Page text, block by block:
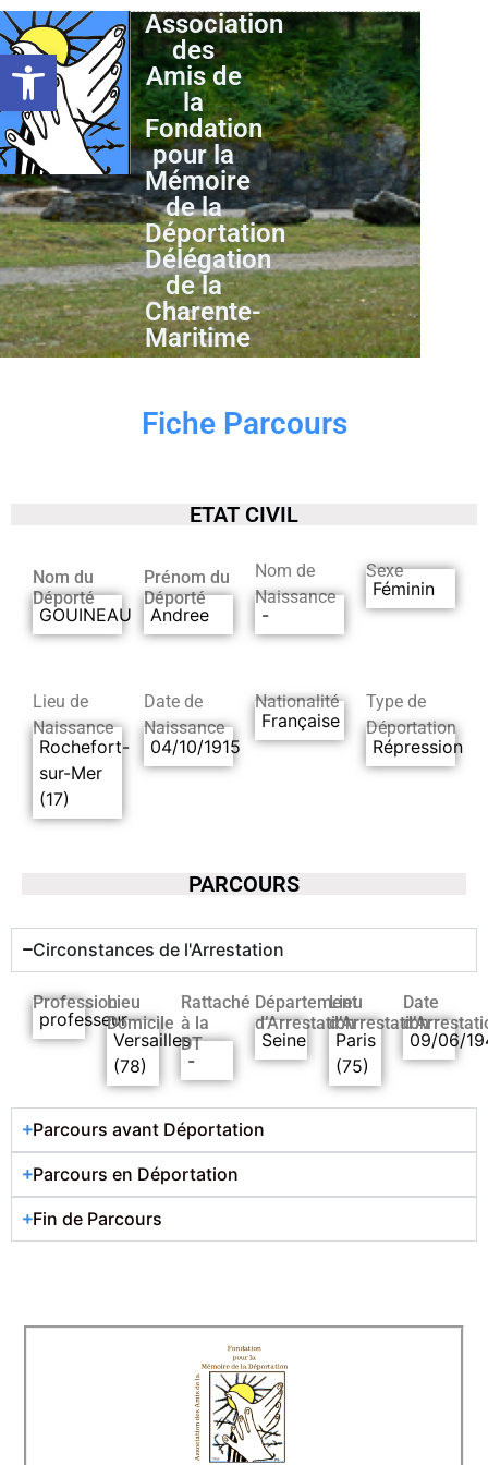
Ouvrir la barre d’outils
Association
des
Amis de
la
Fondation
pour la
Mémoire
de la
Déportation
Délégation
de la
Charente-
Maritime
Fiche Parcours
ETAT CIVIL
Nom du
Déporté
GOUINEAU
Prénom du
Déporté
Andree
Nom de
Naissance
-
Sexe
Féminin
Lieu de
Naissance
Rochefort-
sur-Mer
(17)
Date de
Naissance
04/10/1915
Nationalité
Française
Type de
Déportation
Répression
PARCOURS
Circonstances de l'Arrestation
Profession
professeur
Lieu
Domicile
Versailles
(78)
Rattaché
à la
DT
-
Département
d’Arrestation
Seine
Lieu
d’Arrestation
Paris
(75)
Date
09/06/
Parcours avant Déportation
Parcours en Déportation
Fin de Parcours